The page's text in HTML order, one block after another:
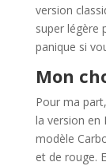
version
super légère
panique si
Mon
Pour ma
la version en
modèle
et de rouge.